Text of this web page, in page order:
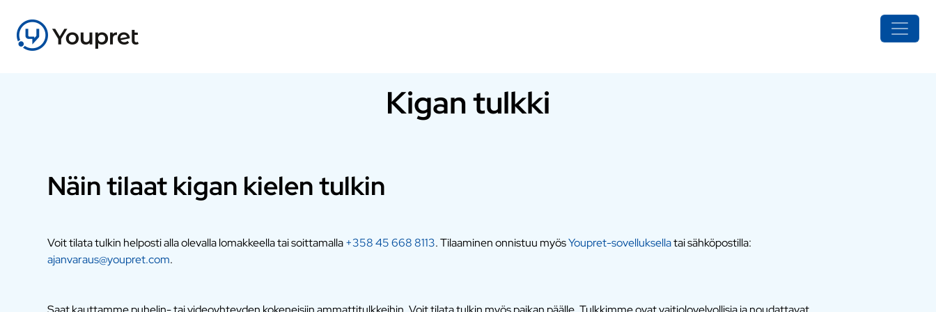
Kigan tulkki
Näin tilaat kigan kielen tulkin
Voit tilata tulkin helposti alla olevalla lomakkeella tai soittamalla+358 45 668 8113. Tilaaminen onnistuu myösYoupret-sovelluksellatai sähköpostilla:
ajanvaraus@youpret.com.